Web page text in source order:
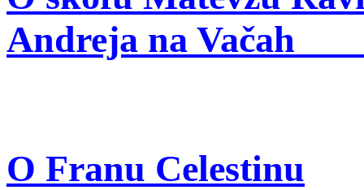
Andreja
O Franu Celestinu